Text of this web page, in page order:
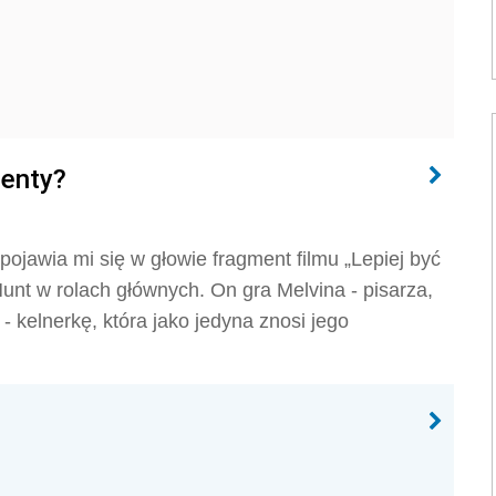
mi się w głowie fragment filmu „Lepiej być
w rolach głównych. On gra Melvina - pisarza,
kelnerkę, która jako jedyna znosi jego